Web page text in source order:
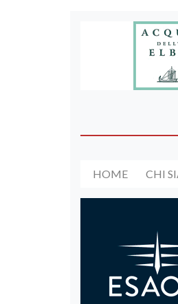
HOME CHI